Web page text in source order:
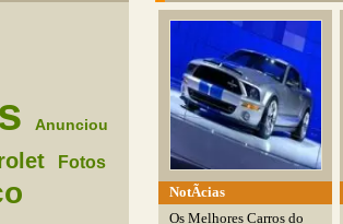
Anunciou
Fotos
NotÃ­cias
Os Melhores Carros do